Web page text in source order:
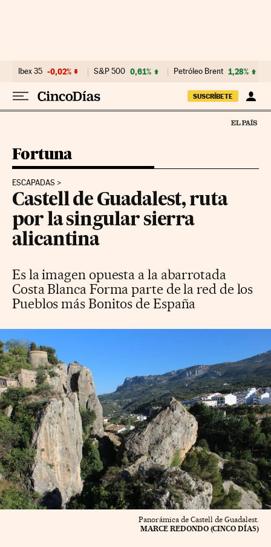
Ibex 35 -0,02% S&P 500 0,61% Petróleo Brent 1,28%
SUSCRÍBETE
Fortuna
ESCAPADAS
Castell de Guadalest, ruta
por la singular sierra
alicantina
Es la imagen opuesta a la abarrotada
Costa Blanca Forma parte de la red de los
Pueblos más Bonitos de España
Panorámica de Castell de Guadalest.
MARCE REDONDO (CINCO DÍAS)